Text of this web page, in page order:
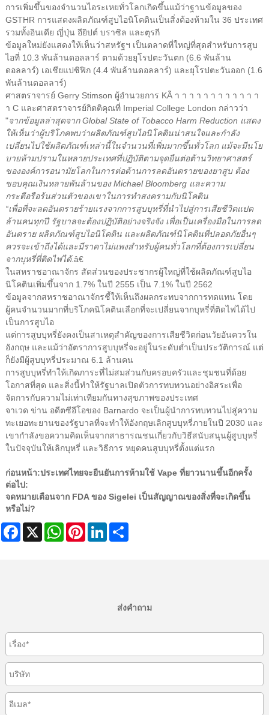
การเพิ่มขึ้นของจำนวนไอระเหยทั่วโลกเกิดขึ้นแม้ว่าฐานข้อมูลของ
GSTHR การแสดงผลิตภัณฑ์สูบไอนิโคตินเป็นสิ่งต้องห้ามใน 36 ประเทศ
รวมทั้งอินเดีย ญี่ปุ่น อียิปต์ บราซิล และตุรกี
ข้อมูลใหม่ยังแสดงให้เห็นว่าสหรัฐฯ เป็นตลาดที่ใหญ่ที่สุดสำหรับการสูบ
ไอที่ 10.3 พันล้านดอลลาร์ ตามด้วยยุโรปตะวันตก (6.6 พันล้าน
ดอลลาร์) เอเชียแปซิฟิก (4.4 พันล้านดอลลาร์) และยุโรปตะวันออก (1.6
พันล้านดอลลาร์)
ศาสตราจารย์ Gerry Stimson ผู้อำนวยการ KÃ า า า า า า า า า า า า
า C และศาสตราจารย์กิตติคุณที่ Imperial College London กล่าวว่า
"จากข้อมูลล่าสุดจาก Global State of Tobacco Harm Reduction แสดง
ให้เห็นว่าผู้บริโภคพบว่าผลิตภัณฑ์สูบไอนิโคตินน่าสนใจและกำลัง
เปลี่ยนไปใช้ผลิตภัณฑ์เหล่านี้ในจำนวนที่เพิ่มมากขึ้นทั่วโลก แม้จะมีนโย
บายห้ามปรามในหลายประเทศที่ปฏิบัติตามจุดยืนต่อต้านวิทยาศาสตร์
ขององค์การอนามัยโลกในการต่อต้านการลดอันตรายของยาสูบ ต้อง
ขอบคุณเงินหลายพันล้านของ Michael Bloomberg และความ
กระตือรือร้นส่วนตัวของเขาในการทำสงครามกับนิโคติน
“เพื่อที่จะลดอันตรายร้ายแรงจากการสูบบุหรี่ที่นำไปสู่การเสียชีวิตแปด
ล้านคนทุกปี รัฐบาลจะต้องปฏิบัติอย่างจริงจัง เพื่อเป็นเครื่องมือในการลด
อันตราย ผลิตภัณฑ์สูบไอนิโคติน และผลิตภัณฑ์นิโคตินที่ปลอดภัยอื่นๆ
ควรจะเข้าถึงได้และมีราคาไม่แพงสำหรับผู้คนทั่วโลกที่ต้องการเปลี่ยน
จากบุหรี่ที่ติดไฟได้.â€
ในสหราชอาณาจักร สัดส่วนของประชากรผู้ใหญ่ที่ใช้ผลิตภัณฑ์สูบไอ
นิโคตินเพิ่มขึ้นจาก 1.7% ในปี 2555 เป็น 7.1% ในปี 2562
ข้อมูลจากสหราชอาณาจักรชี้ให้เห็นถึงผลกระทบจากการทดแทน โดย
ผู้คนจำนวนมากที่บริโภคนิโคตินเลือกที่จะเปลี่ยนจากบุหรี่ที่ติดไฟได้ไป
เป็นการสูบไอ
แต่การสูบบุหรี่ยังคงเป็นสาเหตุสำคัญของการเสียชีวิตก่อนวัยอันควรใน
อังกฤษ และแม้ว่าอัตราการสูบบุหรี่จะอยู่ในระดับต่ำเป็นประวัติการณ์ แต่
ก็ยังมีผู้สูบบุหรี่ประมาณ 6.1 ล้านคน
การสูบบุหรี่ทำให้เกิดภาระที่ไม่สมส่วนกับครอบครัวและชุมชนที่ด้อย
โอกาสที่สุด และสิ่งนี้ทำให้รัฐบาลเปิดตัวการทบทวนอย่างอิสระเพื่อ
จัดการกับความไม่เท่าเทียมกันทางสุขภาพของประเทศ
จาเวด ข่าน อดีตซีอีโอของ Barnardo จะเป็นผู้นำการทบทวนไปสู่ความ
ทะเยอทะยานของรัฐบาลที่จะทำให้อังกฤษเลิกสูบบุหรี่ภายในปี 2030 และ
เขากำลังขอความคิดเห็นจากสาธารณชนเกี่ยวกับวิธีสนับสนุนผู้สูบบุหรี่
ในปัจจุบันให้เลิกบุหรี่ และวิธีการ หยุดคนสูบบุหรี่ตั้งแต่แรก
ก่อนหน้า:ประเทศไทยจะยืนยันการห้ามใช้ Vape ที่ยาวนานขึ้นอีกครั้ง
ต่อไป:
จดหมายเตือนจาก FDA ของ Sigelei เป็นสัญญาณของสิ่งที่จะเกิดขึ้น
หรือไม่?
Facebook WhatsAppPinterestLinkedIn
ส่งคำถาม